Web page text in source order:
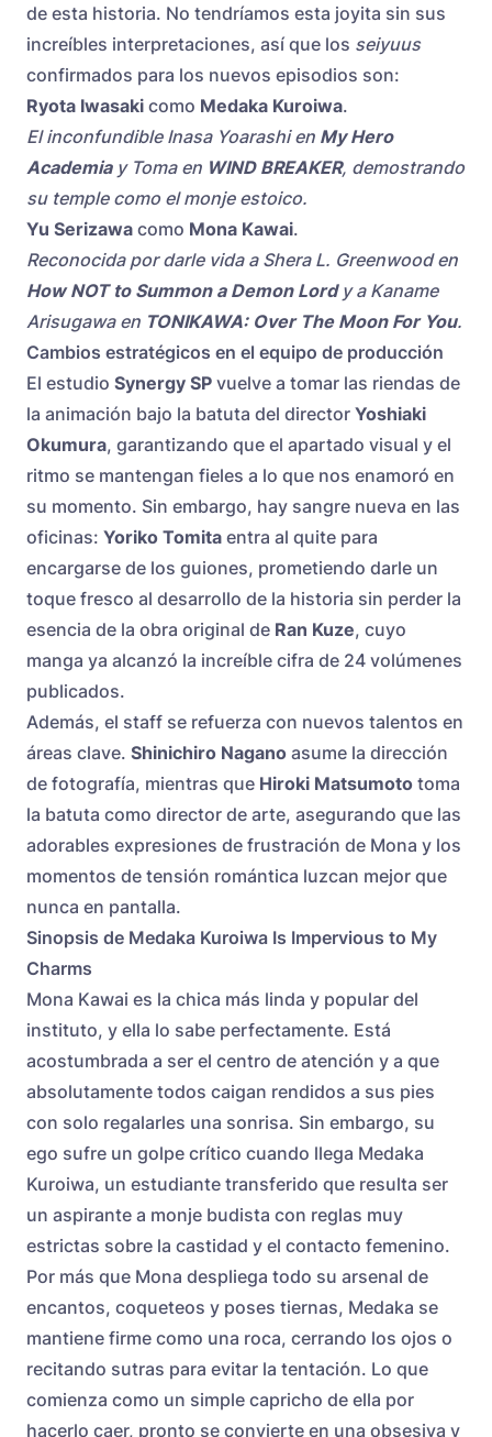
de esta historia. No tendríamos esta joyita sin sus
increíbles interpretaciones, así que los seiyuus
confirmados para los nuevos episodios son:
Ryota Iwasaki como Medaka Kuroiwa.
El inconfundible Inasa Yoarashi en My Hero
Academiay Toma en WIND BREAKER, demostrando
su temple como el monje estoico.
Yu Serizawa como Mona Kawai.
Reconocida por darle vida a Shera L. Greenwood en
How NOT to Summon a Demon Lordy a Kaname
Arisugawa en TONIKAWA: Over The Moon For You.
Cambios estratégicos en el equipo de producción
El estudio Synergy SP vuelve a tomar las riendas de
la animación bajo la batuta del director Yoshiaki
Okumura, garantizando que el apartado visual y el
ritmo se mantengan fieles a lo que nos enamoró en
su momento. Sin embargo, hay sangre nueva en las
oficinas: Yoriko Tomita entra al quite para
encargarse de los guiones, prometiendo darle un
toque fresco al desarrollo de la historia sin perder la
esencia de la obra original de Ran Kuze, cuyo
manga ya alcanzó la increíble cifra de 24 volúmenes
publicados.
Además, el staff se refuerza con nuevos talentos en
áreas clave. Shinichiro Nagano asume la dirección
de fotografía, mientras que Hiroki Matsumoto toma
la batuta como director de arte, asegurando que las
adorables expresiones de frustración de Mona y los
momentos de tensión romántica luzcan mejor que
nunca en pantalla.
Sinopsis de Medaka Kuroiwa Is Impervious to My
Charms
Mona Kawai es la chica más linda y popular del
instituto, y ella lo sabe perfectamente. Está
acostumbrada a ser el centro de atención y a que
absolutamente todos caigan rendidos a sus pies
con solo regalarles una sonrisa. Sin embargo, su
ego sufre un golpe crítico cuando llega Medaka
Kuroiwa, un estudiante transferido que resulta ser
un aspirante a monje budista con reglas muy
estrictas sobre la castidad y el contacto femenino.
Por más que Mona despliega todo su arsenal de
encantos, coqueteos y poses tiernas, Medaka se
mantiene firme como una roca, cerrando los ojos o
recitando sutras para evitar la tentación. Lo que
comienza como un simple capricho de ella por
hacerlo caer, pronto se convierte en una obsesiva y